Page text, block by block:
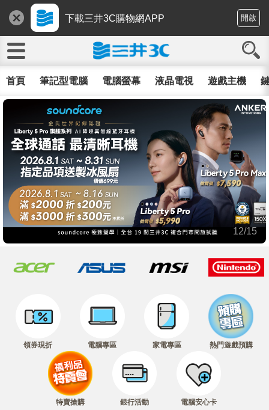
下載三井3C購物網APP 開啟
首頁 筆記型電腦 電腦螢幕 液晶電視 遊戲主機
12/15
領券現折 電腦專區 家電專區 熱門遊戲預購
特賣搶購 銀行活動 電腦安心卡